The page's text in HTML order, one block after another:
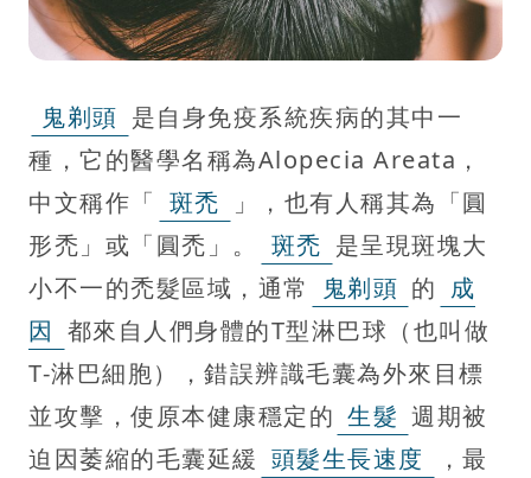
鬼剃頭 是自身免疫系統疾病的其中一
種，它的醫學名稱為Alopecia Areata，
中文稱作「 斑禿
」，也有人稱其為「圓
形禿」或「圓禿」。
斑禿 是呈現斑塊大
小不一的禿髮區域，通常
鬼剃頭 的 成
因 都來自人們身體的T型淋巴球（也叫做
T-淋巴細胞），錯誤辨識毛囊為外來目標
並攻擊，使原本健康穩定的 生髮 週期被
迫因萎縮的毛囊延緩 頭髮生長速度
，最